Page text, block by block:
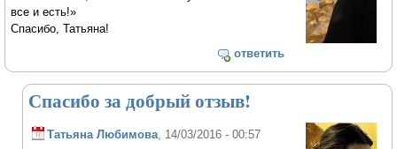
все и есть!»
Спасибо, Татьяна!
ответить
Спасибо за добрый отзыв!
Татьяна Любимова , 14/03/2016 - 00:57